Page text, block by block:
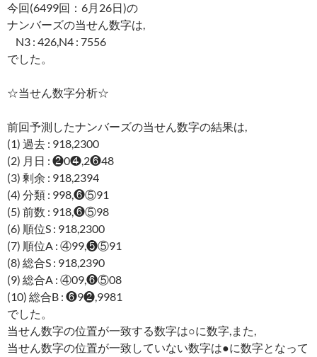
今回(6499回：6月26日)の
ナンバーズの当せん数字は,
N3 : 426,N4 : 7556
でした。
☆当せん数字分析☆
前回予測したナンバーズの当せん数字の結果は,
(1) 過去 : 918,2300
(2) 月日 : ❷0❹,2❻48
(3) 剰余 : 918,2394
(4) 分類 : 998,❻⑤91
(5) 前数 : 918,❻⑤98
(6) 順位S : 918,2300
(7) 順位A : ④99,❺⑤91
(8) 総合S : 918,2390
(9) 総合A : ④09,❻⑤08
(10) 総合B : ❻9❷,9981
でした。
当せん数字の位置が一致する数字は○に数字,また,
当せん数字の位置が一致していない数字は●に数字となって